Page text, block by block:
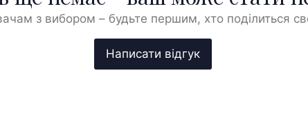
з вибором – будьте першим, хто поділиться